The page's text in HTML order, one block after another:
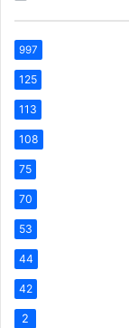
997
125
113
108
75
70
53
44
42
2